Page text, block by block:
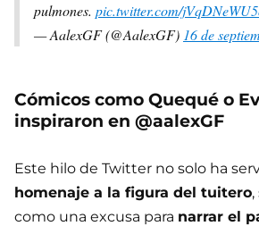
pulmones. pic.twitter.com/
— AalexGF (@AalexGF) 16 de
Cómicos como Quequé o
inspiraron en @aalexGF
Este hilo de Twitter no solo ha
homenaje a la figura del tuitero
como una excusa para narrar el